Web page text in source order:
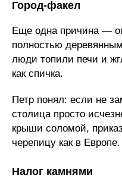
Город-факел
Еще одна причина —
полностью
люди топили печи и
как спичка.
Петр понял: если не
столица просто
крыши соломой,
черепицу как в Европе.
Налог камнями